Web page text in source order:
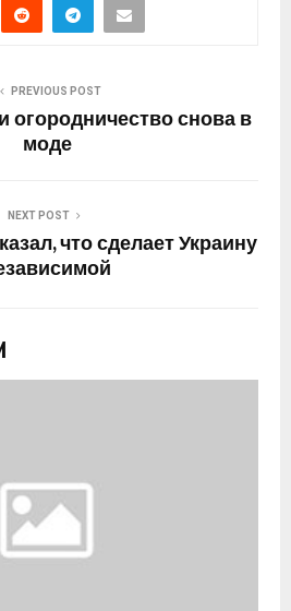
PREVIOUS POST
огородничество снова в
моде
NEXT POST
что сделает Украину